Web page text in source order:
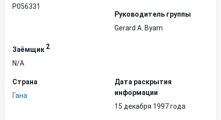
P056331
Руководитель группы
Gerard A. Byam
Заёмщик 2
N/A
Страна
Гана
Дата раскрытия
информации
15 декабря 1997 года